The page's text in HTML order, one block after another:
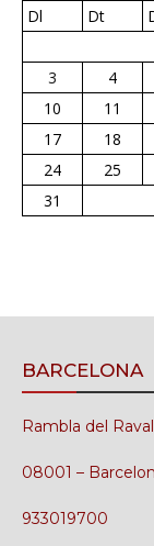
Dl
Dt
3
4
10
11
17
18
24
25
31
BARCELONA
Rambla del
08001 –
933019700